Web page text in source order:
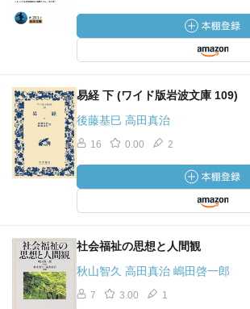
易経 下 (ワイド版岩波文庫 109)
後藤基巳 高田真治
16 0.00 2
社会福祉の思想と人間観
秋山智久 高田真治 嶋田啓一郎
7 3.00 1